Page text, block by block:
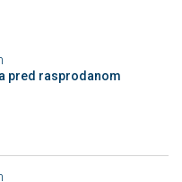
pred rasprodanom